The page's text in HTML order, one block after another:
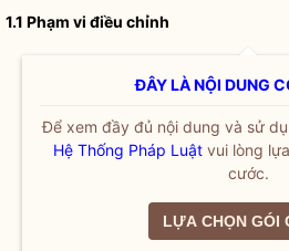
1.1 Phạm vi điều chỉnh
ĐÂY LÀ NỘI DUNG
Để xem đầy đủ nội dung và sử
Hệ Thống Pháp Luật vui lòng
cước.
LỰA CHỌN GÓI